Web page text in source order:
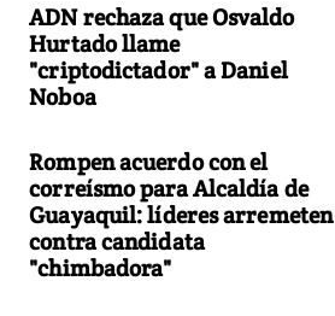
ADN rechaza que Osvaldo
Hurtado llame
"criptodictador" a Daniel
Noboa
Rompen acuerdo con el
correísmo para Alcaldía de
Guayaquil: líderes arremeten
contra candidata
"chimbadora"